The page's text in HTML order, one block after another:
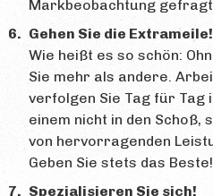
Markbeobachtung
Gehen Sie die Extrameile!
Wie heißt es so schön:
Sie mehr als andere.
verfolgen Sie Tag für Tag
einem nicht in den Schoß,
von hervorragenden
Geben Sie stets das Beste!
Spezialisieren Sie sich!